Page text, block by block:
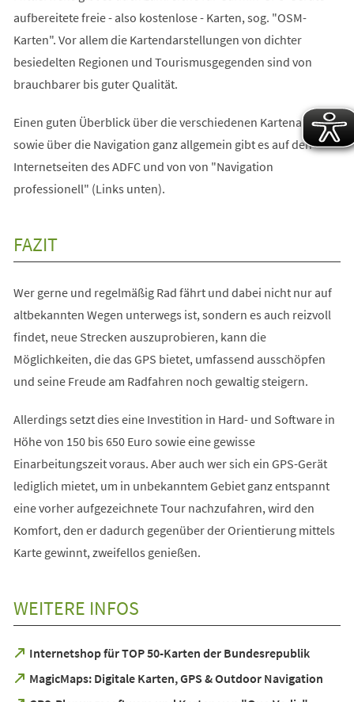
aufbereitete freie - also kostenlose - Karten, sog. "OSM-
Karten". Vor allem die Kartendarstellungen von dichter
besiedelten Regionen und Tourismusgegenden sind von
brauchbarer bis guter Qualität.
Einen guten Überblick über die verschiedenen Kartenarten
sowie über die Navigation ganz allgemein gibt es auf den
Internetseiten des ADFC und von von "Navigation
professionell" (Links unten).
FAZIT
Wer gerne und regelmäßig Rad fährt und dabei nicht nur auf
altbekannten Wegen unterwegs ist, sondern es auch reizvoll
findet, neue Strecken auszuprobieren, kann die
Möglichkeiten, die das GPS bietet, umfassend ausschöpfen
und seine Freude am Radfahren noch gewaltig steigern.
Allerdings setzt dies eine Investition in Hard- und Software in
Höhe von 150 bis 650 Euro sowie eine gewisse
Einarbeitungszeit voraus. Aber auch wer sich ein GPS-Gerät
lediglich mietet, um in unbekanntem Gebiet ganz entspannt
eine vorher aufgezeichnete Tour nachzufahren, wird den
Komfort, den er dadurch gegenüber der Orientierung mittels
Karte gewinnt, zweifellos genießen.
WEITERE INFOS
Internetshop für TOP 50-Karten der Bundesrepublik
(Öffnet
einemMagicMaps: Digitale Karten, GPS & Outdoor Navigation
(Öffnet